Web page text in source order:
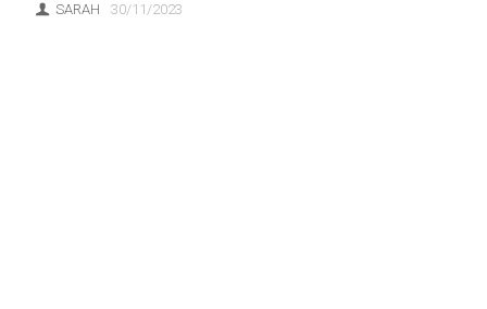
SARAH 30/11/2023